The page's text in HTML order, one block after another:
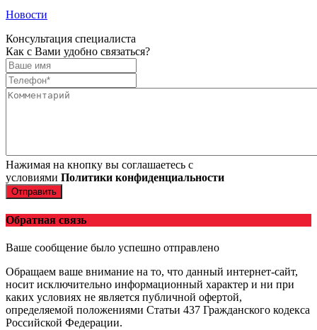
Новости
Консультация специалиста
Как с Вами удобно связаться?
Нажимая на кнопку вы соглашаетесь с
условиями Политики конфиденциальности
Отправить
Обратная связь
Ваше сообщение было успешно отправлено
Обращаем ваше внимание на то, что данный интернет-сайт,
носит исключительно информационный характер и ни при
каких условиях не является публичной офертой,
определяемой положениями Статьи 437 Гражданского кодекса
Российской Федерации.